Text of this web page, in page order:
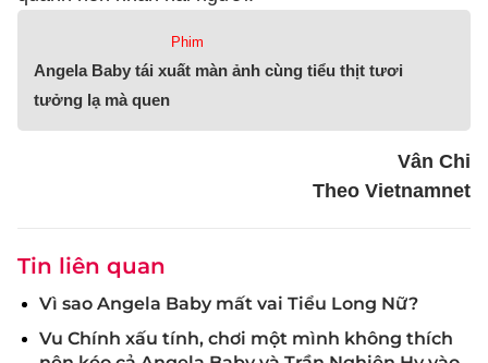
Phim
Angela Baby tái xuất màn ảnh cùng tiểu thịt tươi
tưởng lạ mà quen
Vân Chi
Theo Vietnamnet
Tin liên quan
Vì sao Angela Baby mất vai Tiểu Long Nữ?
Vu Chính xấu tính, chơi một mình không thích